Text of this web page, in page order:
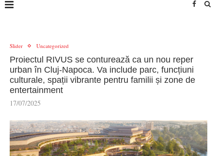
Slider Uncategorized
Proiectul RIVUS se conturează ca un nou reper
urban în Cluj-Napoca. Va include parc, funcțiuni
culturale, spații vibrante pentru familii și zone de
entertainment
17/07/2025